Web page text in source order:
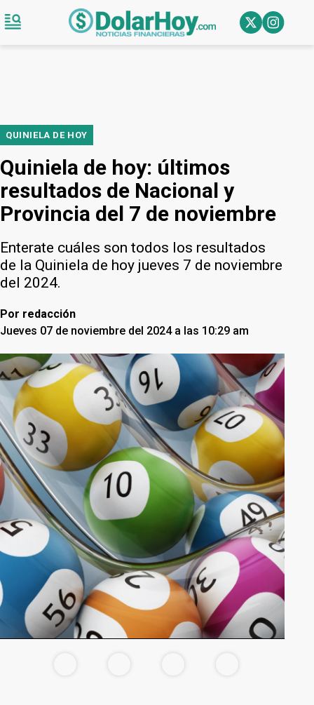
QUINIELA DE HOY
Quiniela de hoy: últimos
resultados de Nacional y
Provincia del 7 de noviembre
Enterate cuáles son todos los resultados
de la Quiniela de hoy jueves 7 de noviembre
del 2024.
Por redacción
Jueves 07 de noviembre del 2024 a las 10:29 am